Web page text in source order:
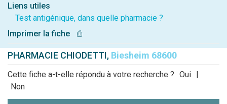
Liens utiles
Test antigénique, dans quelle pharmacie ?
Imprimer la fiche
⎙
PHARMACIE CHIODETTI, Biesheim 68600
Cette fiche a-t-elle répondu à votre recherche ? Oui |
Non